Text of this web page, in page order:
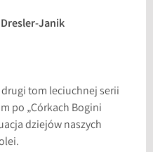
Janik
tom leciuchnej serii
po „Córkach Bogini
dziejów naszych